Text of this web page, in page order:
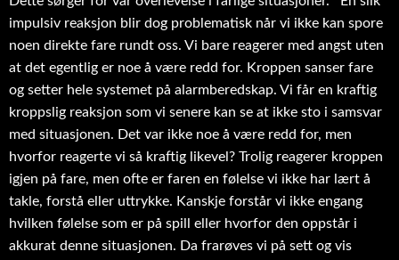
impulsiv reaksjon blir dog problematisk når vi ikke kan spore
noen direkte fare rundt oss. Vi bare reagerer med angst uten
at det egentlig er noe å være redd for. Kroppen sanser fare
og setter hele systemet på alarmberedskap. Vi får en kraftig
kroppslig reaksjon som vi senere kan se at ikke sto i samsvar
med situasjonen. Det var ikke noe å være redd for, men
hvorfor reagerte vi så kraftig likevel? Trolig reagerer kroppen
igjen på fare, men ofte er faren en følelse vi ikke har lært å
takle, forstå eller uttrykke. Kanskje forstår vi ikke engang
hvilken følelse som er på spill eller hvorfor den oppstår i
akkurat denne situasjonen. Da frarøves vi på sett og vis